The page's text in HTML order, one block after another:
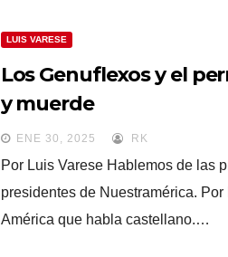
LUIS VARESE
Los Genuflexos y el
y muerde
ENE 30, 2025 RK
Por Luis Varese Hablemos de las
presidentes de Nuestramérica. Por
América que habla castellano.…